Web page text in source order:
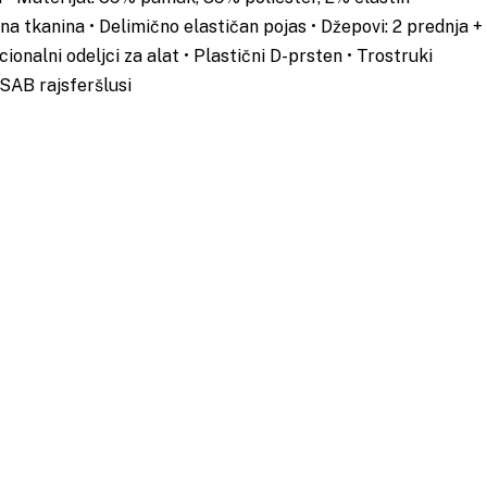
tkanina • Delimično elastičan pojas • Džepovi: 2 prednja +
odeljci za alat • Plastični D-prsten • Trostruki
rajsferšlusi